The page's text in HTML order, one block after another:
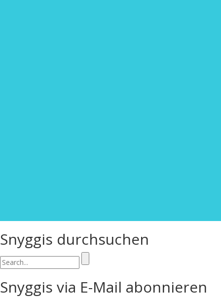
Snyggis durchsuchen
Search
for:
Snyggis via E-Mail abonnieren